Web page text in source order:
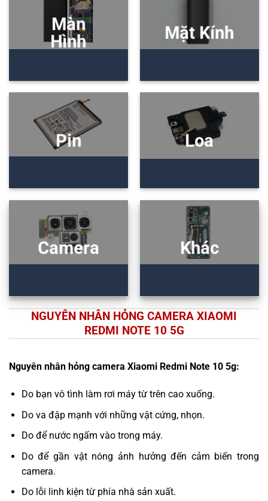
Màn
Hình
Mặt Kính
Pin Loa
Camera Khác
NGUYÊN NHÂN HỎNG CAMERA XIAOMI
REDMI NOTE 10 5G
Nguyên nhân hỏng camera Xiaomi Redmi Note 10 5g:
Do bạn vô tình làm rơi máy từ trên cao xuống.
Do va đập mạnh với những vật cứng, nhọn.
Do để nước ngấm vào trong máy.
Do để gần vật nóng ảnh hưởng đến cảm biến trong
camera.
Do lỗi linh kiện từ phía nhà sản xuất.